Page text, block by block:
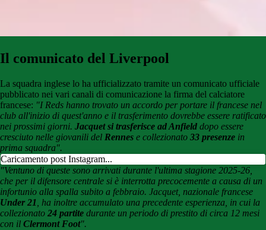
Il comunicato del Liverpool
La squadra inglese lo ha ufficializzato tramite un comunicato ufficiale
pubblicato nei vari canali di comunicazione la firma del calciatore
francese: "I Reds hanno trovato un accordo per portare il francese nel
club all'inizio di quest'anno e il trasferimento dovrebbe essere ratificato
nei prossimi giorni. Jacquet si trasferisce ad Anfield dopo essere
cresciuto nelle giovanili del Rennes e collezionato 33 presenze in
prima squadra".
Caricamento post Instagram...
"Ventuno di queste sono arrivati durante l'ultima stagione 2025-26,
che per il difensore centrale si è interrotta precocemente a causa di un
infortunio alla spalla subito a febbraio. Jacquet, nazionale francese
Under 21
, ha inoltre accumulato una precedente esperienza, in cui la
collezionato 24 partite durante un periodo di prestito di circa 12 mesi
con il Clermont Foot".